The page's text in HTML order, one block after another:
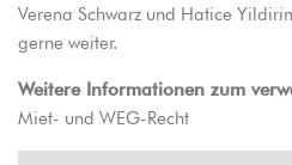
Verena Schwarz und Hatice
gerne weiter.
Weitere Informationen zum
Miet- und WEG-Recht